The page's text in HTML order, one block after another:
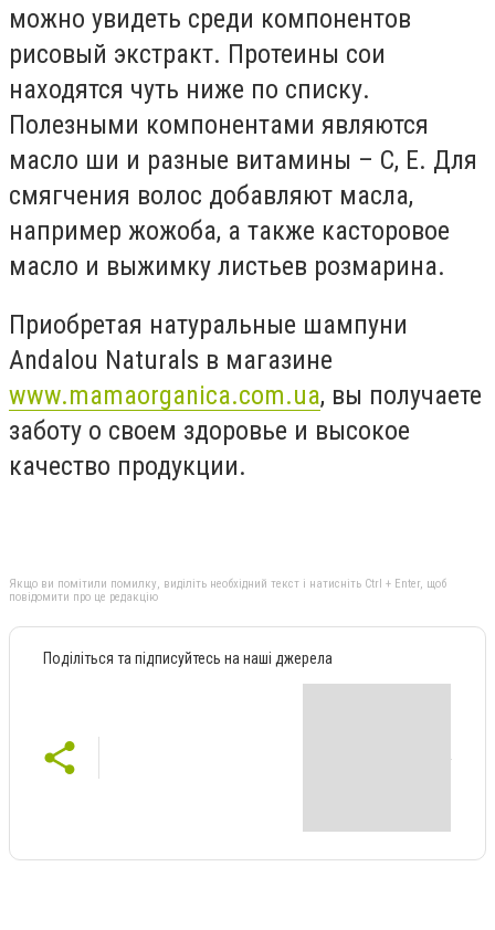
можно увидеть среди компонентов
рисовый экстракт. Протеины сои
находятся чуть ниже по списку.
Полезными компонентами являются
масло ши и разные витамины – С, Е. Для
смягчения волос добавляют масла,
например жожоба, а также касторовое
масло и выжимку листьев розмарина.
Приобретая натуральные шампуни
Andalou Naturals в магазине
www.mamaorganica.com.ua, вы получаете
заботу о своем здоровье и высокое
качество продукции.
Якщо ви помітили помилку, виділіть необхідний текст і натисніть Ctrl + Enter, щоб
повідомити про це редакцію
Поділіться та підписуйтесь на наші джерела